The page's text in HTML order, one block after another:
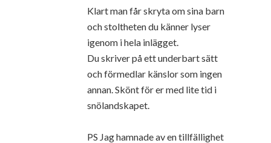
Klart man får skryta om sina barn
och stoltheten du känner lyser
igenom i hela inlägget.
Du skriver på ett underbart sätt
och förmedlar känslor som ingen
annan. Skönt för er med lite tid i
snölandskapet.
PS Jag hamnade av en tillfällighet